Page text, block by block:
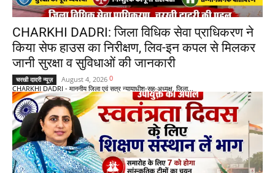
CHARKHI DADRI: जिला विधिक सेवा प्राधिकरण ने
किया सेफ हाउस का निरीक्षण, लिव-इन कपल से मिलकर
जानी सुरक्षा व सुविधाओं की जानकारी
चरखी दादरी न्यूज़ August 4, 2026 0
CHARKHI DADRI - माननीय जिला एवं सत्र न्यायाधीश-सह-अध्यक्ष, जिला...